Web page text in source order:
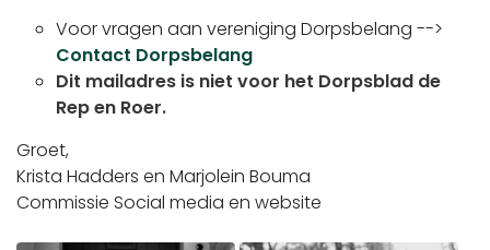
Voor vragen aan vereniging Dorpsbelang -->
Contact Dorpsbelang
Dit mailadres is niet voor het Dorpsblad de
Rep en Roer.
Groet,
Krista Hadders en Marjolein Bouma
Commissie Social media en website